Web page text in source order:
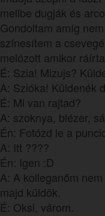
mellbe dugják és
Gondoltam amíg
színesítem a
melózott amikor
É: Szia! Mizujs?
A: Szióka! Küldenék
É: Mi van rajtad?
A: szoknya, blézer,
Én: Fotózd le a
A: Itt ????
Én: Igen :D
A: A kolleganőm
majd küldök.
É: Oksi, várom.